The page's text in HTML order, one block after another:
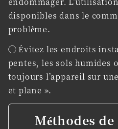
disponibles dans le
problème.
◯ Évitez les endroits
pentes, les sols humides
toujours l’appareil sur
et plane ».
Méthodes